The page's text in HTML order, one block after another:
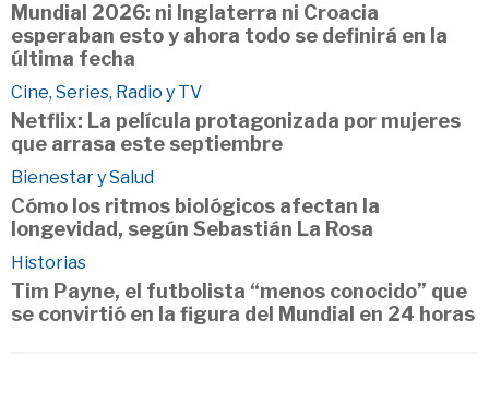
Mundial 2026: ni Inglaterra ni Croacia
esperaban esto y ahora todo se definirá en la
última fecha
Cine, Series, Radio y TV
Netflix: La película protagonizada por mujeres
que arrasa este septiembre
Bienestar y Salud
Cómo los ritmos biológicos afectan la
longevidad, según Sebastián La Rosa
Historias
Tim Payne, el futbolista “menos conocido” que
se convirtió en la figura del Mundial en 24 horas